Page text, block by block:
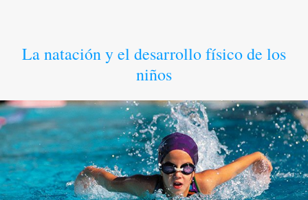
La natación y el desarrollo físico de los
niños